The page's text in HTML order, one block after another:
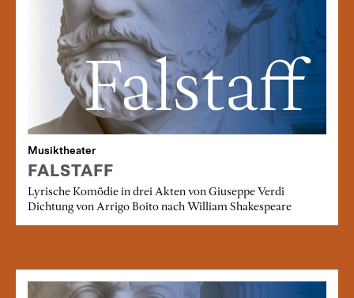
Musiktheater
FALSTAFF
Lyrische Komödie in drei Akten von Giuseppe Verdi
Dichtung von Arrigo Boito nach William Shakespeare